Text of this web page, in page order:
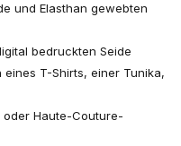
und Elasthan gewebten
bedruckten Seide
T-Shirts, einer Tunika,
Haute-Couture-